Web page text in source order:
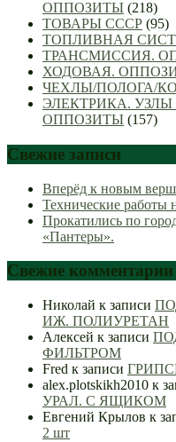
ОППОЗИТЫ (218)
ТОВАРЫ СССР (95)
ТОПЛИВНАЯ
ТРАНСМИССИЯ.
ХОДОВАЯ.
ЧЕХЛЫ/ПОЛОГА/
ЭЛЕКТРИКА.
ОППОЗИТЫ (157)
Свежие записи
Вперёд к новым
Технические работы
Прокатились по
«Пантеры».
Свежие комментарии
Николай к записи
ИЖ. ПОЛИУРЕТАН
Алексей к записи
ФИЛЬТРОМ
Fred к записи
alex.plotskikh2010 к
УРАЛ. С ЯЩИКОМ
Евгений Крылов к
2 шт